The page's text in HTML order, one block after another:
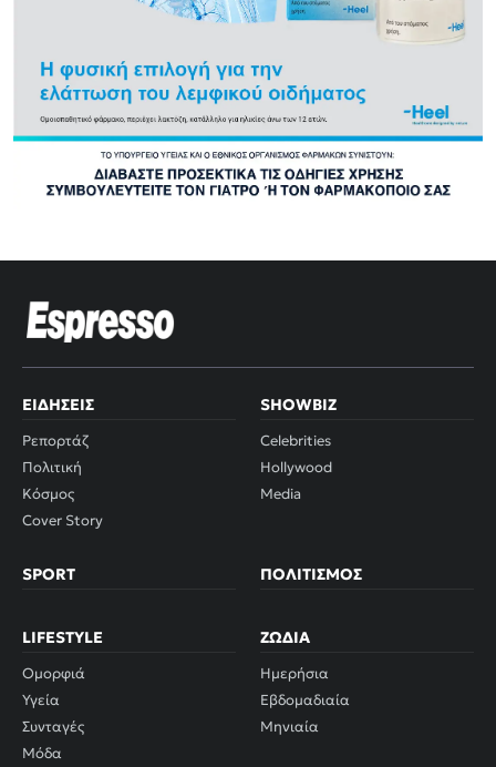
ΕΙΔΉΣΕΙΣ
Ρεπορτάζ
Πολιτική
Κόσμος
Cover Story
SHOWBIZ
Celebrities
Hollywood
Media
SPORT ΠΟΛΙΤΙΣΜΌΣ
LIFESTYLE
Ομορφιά
Υγεία
Συνταγές
Μόδα
ΖΏΔΙΑ
Ημερήσια
Εβδομαδιαία
Μηνιαία